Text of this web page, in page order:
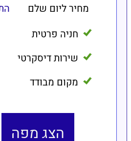
מחיר ליום שלם
חניה פרטית
שירות דיסקרטי
מקום מבודד
הצג מפה